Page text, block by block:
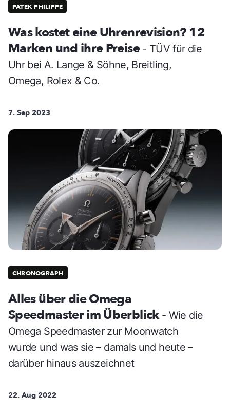
PATEK PHILIPPE
Was kostet eine Uhrenrevision? 12
Marken und ihre Preise - TÜV für die
Uhr bei A. Lange & Söhne, Breitling,
Omega, Rolex & Co.
7. Sep 2023
CHRONOGRAPH
Alles über die Omega
Speedmaster im Überblick - Wie die
Omega Speedmaster zur Moonwatch
wurde und was sie – damals und heute –
darüber hinaus auszeichnet
22. Aug 2022